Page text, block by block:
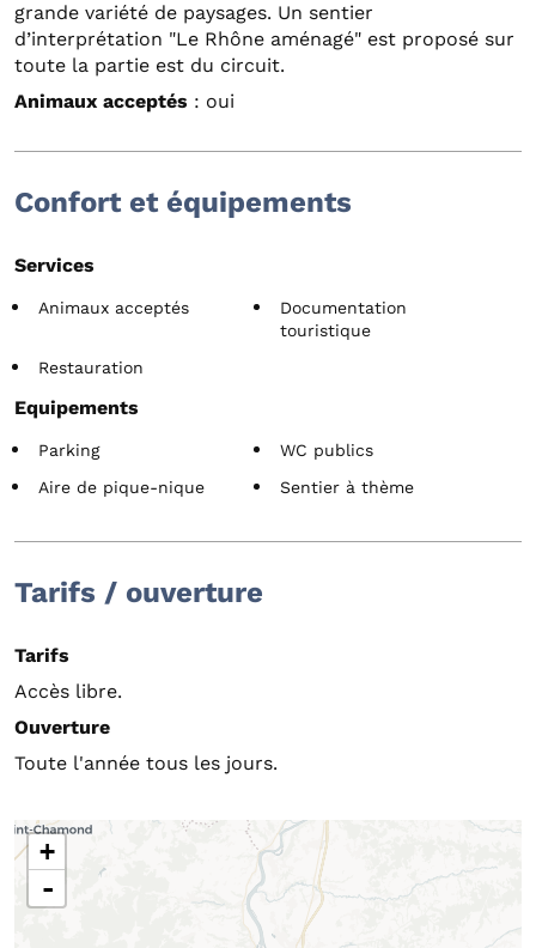
grande variété de paysages. Un sentier
d’interprétation "Le Rhône aménagé" est proposé sur
toute la partie est du circuit.
Animaux acceptés : oui
Confort et équipements
Services
Animaux acceptés
Documentation
touristique
Restauration
Equipements
Parking
WC publics
Aire de pique-nique
Sentier à thème
Tarifs / ouverture
Tarifs
Accès libre.
Ouverture
Toute l'année tous les jours.
+
-